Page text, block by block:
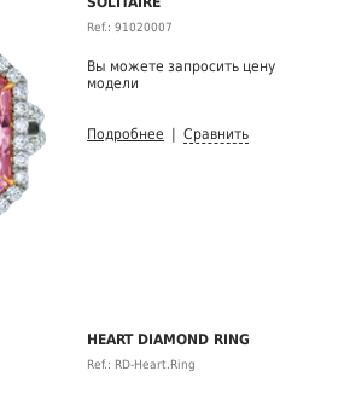
Ref.: 91020007
Вы можете запросить цену
модели
Подробнее Сравнить
HEART DIAMOND RING
Ref.: RD-Heart.Ring